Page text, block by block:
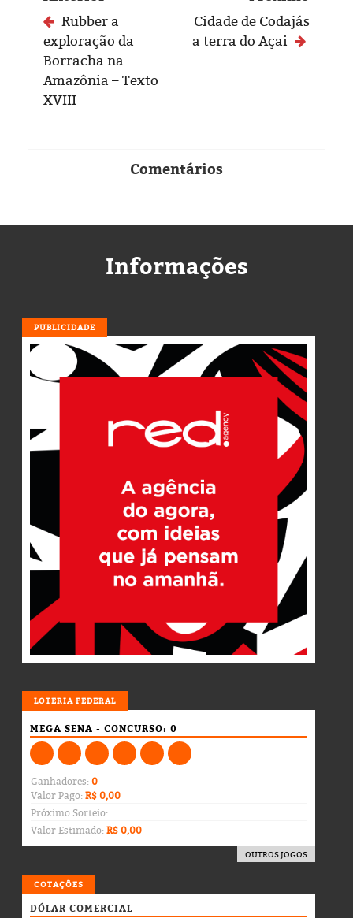
Rubber a
exploração da
Borracha na
Amazônia – Texto
XVIII
Cidade de Codajás
a terra do Açai
Comentários
Informações
PUBLICIDADE
LOTERIA
MEGA SENA - CONCURSO: 0
LOTERIA FEDERAL
Ganhadores:0
Valor Pago:R$ 0,00
Próximo Sorteio:
Valor Estimado:R$ 0,00
OUTROS JOGOS
COTAÇÕES
DÓLAR COMERCIAL